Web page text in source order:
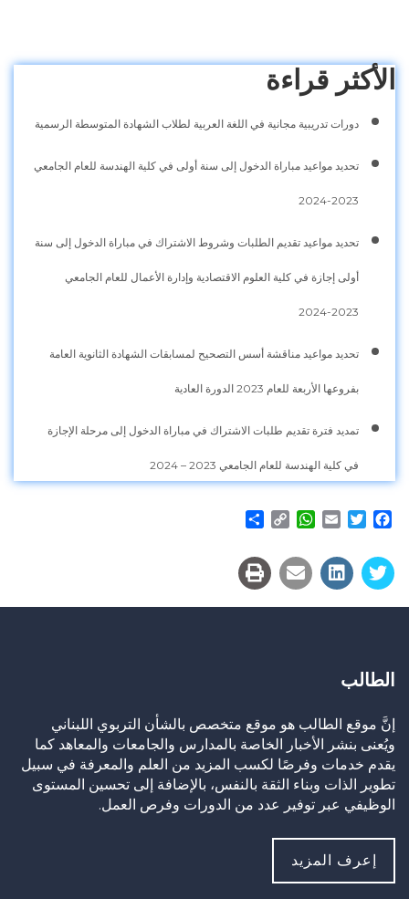
الأكثر قراءة
دورات تدريبية مجانية في اللغة العربية لطلاب الشهادة المتوسطة الرسمية
تحديد مواعيد مباراة الدخول إلى سنة أولى في كلية الهندسة للعام الجامعي
2023-2024
تحديد مواعيد تقديم الطلبات وشروط الاشتراك في مباراة الدخول إلى سنة
أولى إجازة في كلية العلوم الاقتصادية وإدارة الأعمال للعام الجامعي
2023-2024
تحديد مواعيد مناقشة أسس التصحيح لمسابقات الشهادة الثانوية العامة
بفروعها الأربعة للعام 2023 الدورة العادية
تمديد فترة تقديم طلبات الاشتراك في مباراة الدخول إلى مرحلة الإجازة
في كلية الهندسة للعام الجامعي 2023 – 2024
Facebook
Twitter
Email
WhatsApp
Copy
الطالب
إنَّ موقع الطالب هو موقع متخصص بالشأن التربوي اللبناني
ويُعنى بنشر الأخبار الخاصة بالمدارس والجامعات والمعاهد كما
يقدم خدمات وفرصًا لكسب المزيد من العلم والمعرفة في سبيل
تطوير الذات وبناء الثقة بالنفس، بالإضافة إلى تحسين المستوى
الوظيفي عبر توفير عدد من الدورات وفرص العمل.
إعرف المزيد